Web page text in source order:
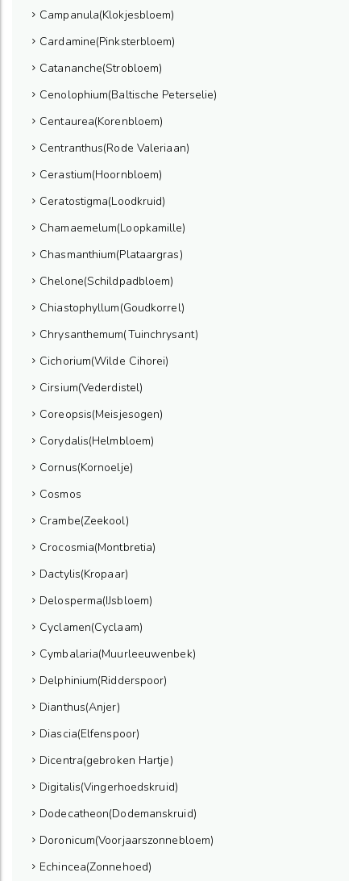
Campanula(Klokjesbloem)
Cardamine(Pinksterbloem)
Catananche(Strobloem)
Cenolophium(Baltische Peterselie)
Centaurea(Korenbloem)
Centranthus(Rode Valeriaan)
Cerastium(Hoornbloem)
Ceratostigma(Loodkruid)
Chamaemelum(Loopkamille)
Chasmanthium(Plataargras)
Chelone(Schildpadbloem)
Chiastophyllum(Goudkorrel)
Chrysanthemum(Tuinchrysant)
Cichorium(Wilde Cihorei)
Cirsium(Vederdistel)
Coreopsis(Meisjesogen)
Corydalis(Helmbloem)
Cornus(Kornoelje)
Cosmos
Crambe(Zeekool)
Crocosmia(Montbretia)
Dactylis(Kropaar)
Delosperma(IJsbloem)
Cyclamen(Cyclaam)
Cymbalaria(Muurleeuwenbek)
Delphinium(Ridderspoor)
Dianthus(Anjer)
Diascia(Elfenspoor)
Dicentra(gebroken Hartje)
Digitalis(Vingerhoedskruid)
Dodecatheon(Dodemanskruid)
Doronicum(Voorjaarszonnebloem)
Echincea(Zonnehoed)